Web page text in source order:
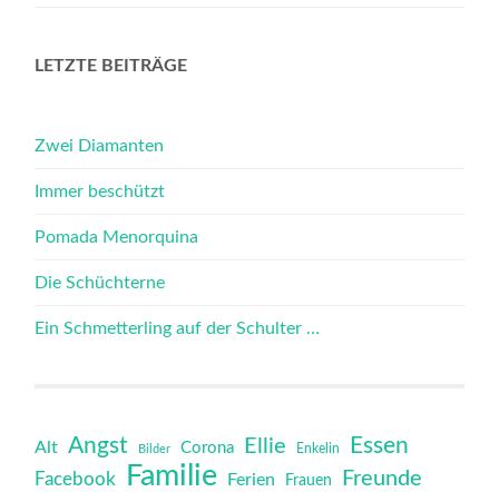
LETZTE BEITRÄGE
Zwei Diamanten
Immer beschützt
Pomada Menorquina
Die Schüchterne
Ein Schmetterling auf der Schulter …
Alt Angst Bilder Corona Ellie Enkelin Essen
Facebook Familie Ferien Frauen Freunde